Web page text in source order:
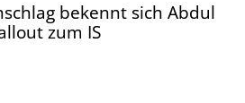
bekennt sich Abdul
zum IS